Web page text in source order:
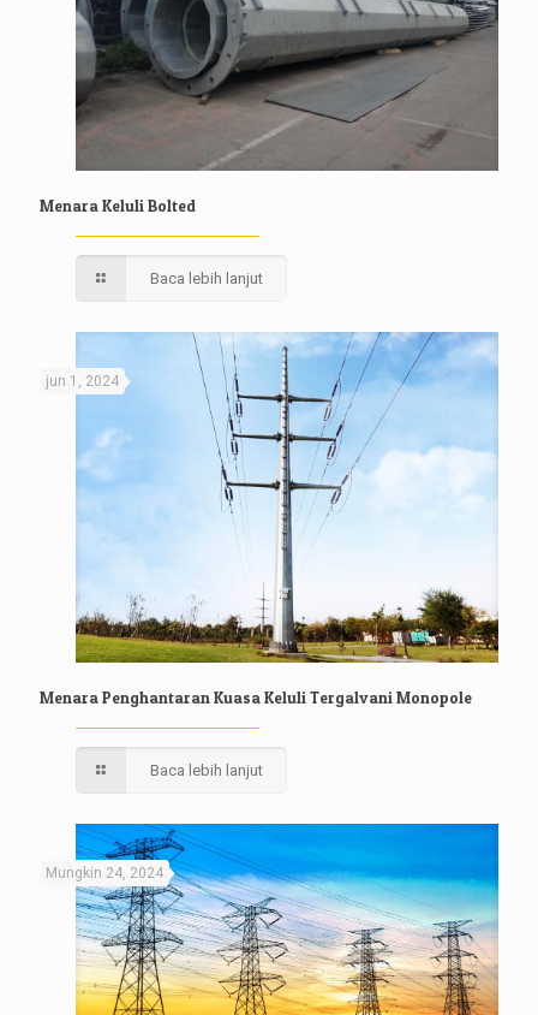
Menara Keluli Bolted
Baca lebih lanjut
jun 1, 2024
Menara Penghantaran Kuasa Keluli Tergalvani Monopole
Baca lebih lanjut
Mungkin 24, 2024